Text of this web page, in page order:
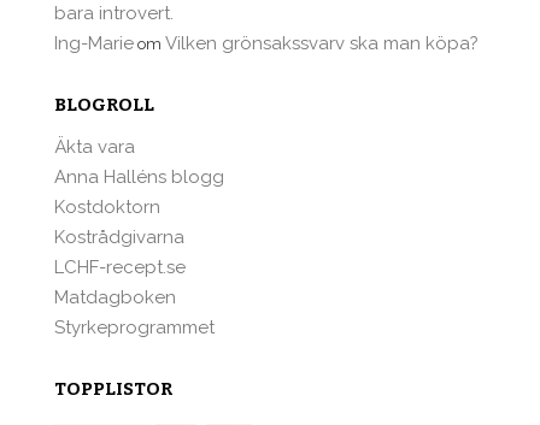
bara introvert.
Ing-Marie om Vilken grönsakssvarv ska man köpa?
BLOGROLL
Äkta vara
Anna Halléns blogg
Kostdoktorn
Kostrådgivarna
LCHF-recept.se
Matdagboken
Styrkeprogrammet
TOPPLISTOR